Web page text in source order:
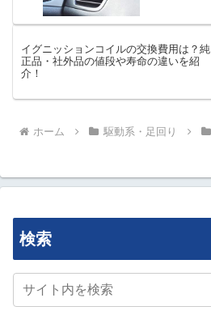
イグニッションコイルの交換費用は？純
正品・社外品の値段や寿命の違いを紹
介！
ホーム 駆動系・足回り
検索